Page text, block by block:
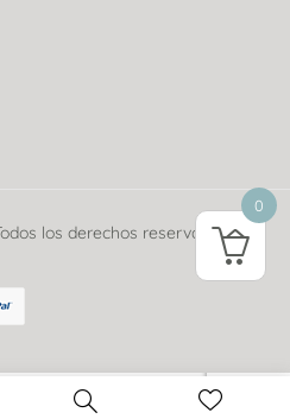
los derechos reservados.
0